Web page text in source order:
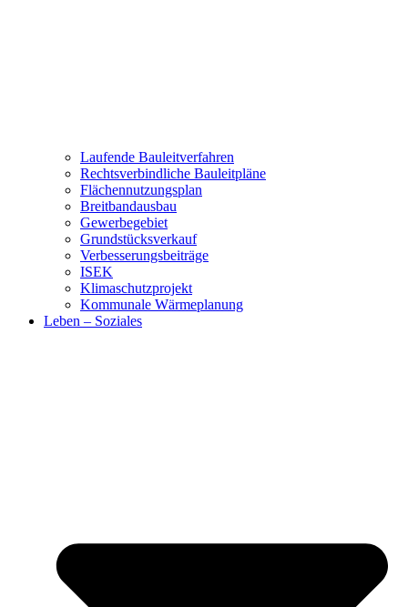
Laufende Bauleitverfahren
Rechtsverbindliche Bauleitpläne
Flächennutzungsplan
Breitbandausbau
Gewerbegebiet
Grundstücksverkauf
Verbesserungsbeiträge
ISEK
Klimaschutzprojekt
Kommunale Wärmeplanung
Leben – Soziales